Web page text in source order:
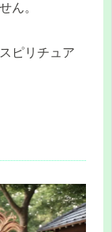
ん。
ピリチュア